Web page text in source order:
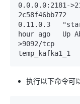
0.0.0.0:2181-
2c58f46bb772
0.11.0.3
hour ago   Up
>9092/tcp
temp_kafka1_1
执行以下命令可